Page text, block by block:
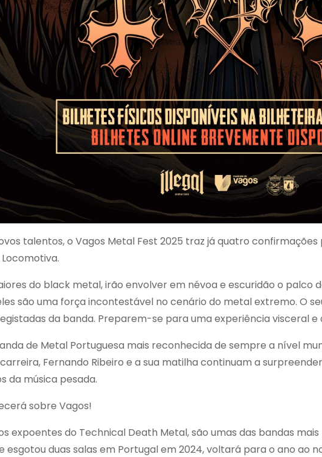
talentos, o Vagos Metal Fest 2025 traz já quatro
do black metal, irão envolver em névoa e escuridão o palco
são uma força incontestável no cenário do metal extremo. O
da banda. Preparem-se para uma experiência visceral e
de Metal Portuguesa mais reconhecida de sempre a nível
Fernando Ribeiro e a sua matilha continuam a
da música pesada.
sobre Vagos!
expoentes do Technical Death Metal, são umas das bandas
esgotou duas salas em Portugal em 2024, voltará para o ano ao